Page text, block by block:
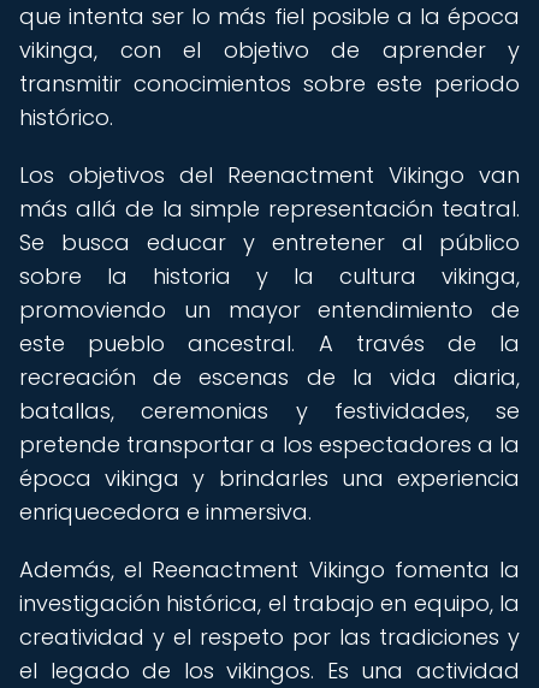
que intenta ser lo más fiel posible a la época
vikinga, con el objetivo de aprender y
transmitir conocimientos sobre este periodo
histórico.
Los objetivos del Reenactment Vikingo van
más allá de la simple representación teatral.
Se busca educar y entretener al público
sobre la historia y la cultura vikinga,
promoviendo un mayor entendimiento de
este pueblo ancestral. A través de la
recreación de escenas de la vida diaria,
batallas, ceremonias y festividades, se
pretende transportar a los espectadores a la
época vikinga y brindarles una experiencia
enriquecedora e inmersiva.
Además, el Reenactment Vikingo fomenta la
investigación histórica, el trabajo en equipo, la
creatividad y el respeto por las tradiciones y
el legado de los vikingos. Es una actividad